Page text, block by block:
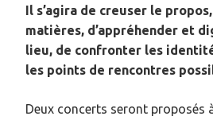
Il s’agira de creuser le
matières, d’appréhender et
lieu, de confronter les
les points de rencontres
Deux concerts seront proposés